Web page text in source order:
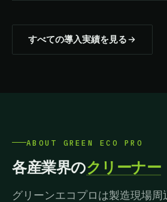
すべての導入実績を見る
ABOUT GREEN ECO PRO
各産業界のクリーナー
グリーンエコプロは製造現場